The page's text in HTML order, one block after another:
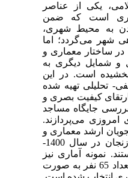
یکی از عناصر
است که ضمن
به محیط شهری،
شهر می‌گردد؛ اما
در ساختار معماری و
شمایل دیگری به
است. در این
تحلیلی تهیه ‌شده
کیفیت بصری و
جایگاه مساجد
می‌پردازند.
ارشد معماری و
شهرسازی دانشگاه آزاد زنجان در سال 1400-
78 نفر هستند. نمونه آماری نیز
طبق فرمول کوکران به تعداد 65 نفر به ‌صورت